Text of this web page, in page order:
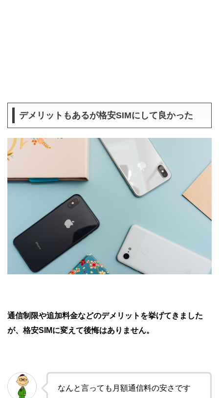
デメリットもあるが格安SIMにして良かった
通信制限や追加料金などのデメリットを挙げてきました
が、格安SIMに変えて後悔はありません。
なんと言っても月額通信料の安さです